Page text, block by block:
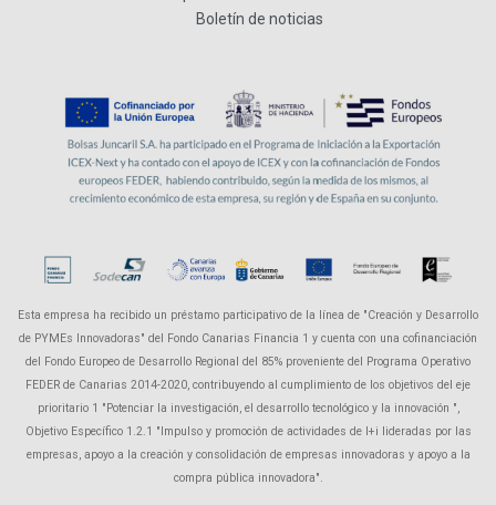
Boletín de noticias
Esta empresa ha recibido un préstamo participativo de la línea de "Creación y Desarrollo
de PYMEs Innovadoras" del Fondo Canarias Financia 1 y cuenta con una cofinanciación
del Fondo Europeo de Desarrollo Regional del 85% proveniente del Programa Operativo
FEDER de Canarias 2014-2020, contribuyendo al cumplimiento de los objetivos del eje
prioritario 1 "Potenciar la investigación, el desarrollo tecnológico y la innovación ",
Objetivo Específico 1.2.1 "Impulso y promoción de actividades de I+i lideradas por las
empresas, apoyo a la creación y consolidación de empresas innovadoras y apoyo a la
compra pública innovadora".